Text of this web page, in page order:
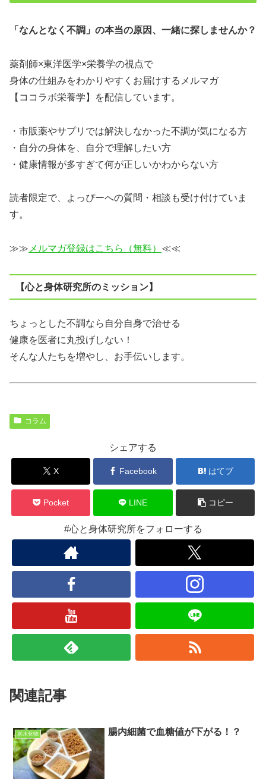
「なんとなく不調」の本当の原因、一緒に探しませんか？
薬剤師×東洋医学×栄養学の視点で
身体の仕組みをわかりやすくお届けするメルマガ
【ココラボ栄養学】を配信しています。
・市販薬やサプリでは解決しなかった不調が気になる方
・自分の身体を、自分で理解したい方
・健康情報が多すぎて何が正しいかわからない方
読者限定で、よっぴーへの質問・相談も受け付けていま
す。
≫≫ メルマガ登録はこちら（無料） ≪≪
【心と身体研究所のミッション】
ちょっとした不調なら自分自身で治せる
健康を医者に丸投げしない！
そんな人たちを増やし、お手伝いします。
コラム
シェアする
X Facebook はてブ
Pocket LINE コピー
#心と身体研究所をフォローする
関連記事
炭水化物 腸内細菌で血糖値が下がる！？